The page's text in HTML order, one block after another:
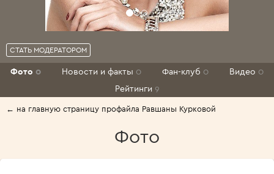
СТАТЬ МОДЕРАТОРОМ
Фото 0 Новости и факты 0 Фан-клуб 0 Видео 0
Рейтинги 9
← на главную страницу профайла Равшаны Курковой
Фото